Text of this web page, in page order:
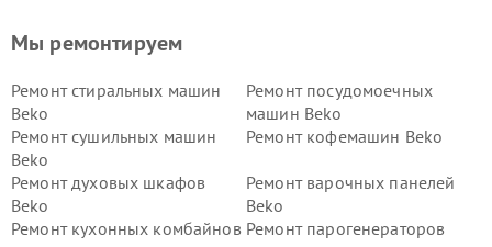
Мы ремонтируем
Ремонт стиральных машин
Beko
Ремонт посудомоечных
машин Beko
Ремонт сушильных машин
Beko
Ремонт кофемашин Beko
Ремонт духовых шкафов
Beko
Ремонт варочных панелей
Beko
Ремонт кухонных комбайнов Ремонт парогенераторов